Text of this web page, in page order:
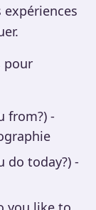
expériences
pour
from?) -
do today?) -